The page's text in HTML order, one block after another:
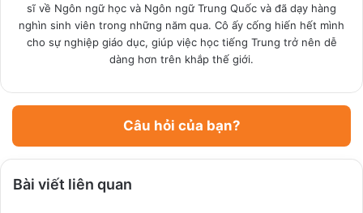
sĩ về Ngôn ngữ học và Ngôn ngữ Trung Quốc và đã dạy hàng
nghìn sinh viên trong những năm qua. Cô ấy cống hiến hết mình
cho sự nghiệp giáo dục, giúp việc học tiếng Trung trở nên dễ
dàng hơn trên khắp thế giới.
Câu hỏi của bạn?
Bài viết liên quan